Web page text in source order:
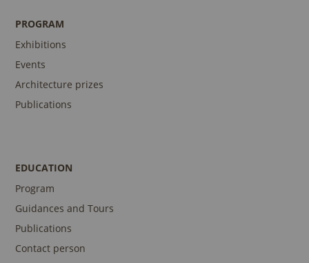
PROGRAM
Exhibitions
Events
Architecture prizes
Publications
EDUCATION
Program
Guidances and Tours
Publications
Contact person